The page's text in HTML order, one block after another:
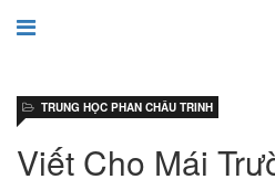
Viết Cho Mái
TRUNG HỌC PHAN CHÂU TRINH